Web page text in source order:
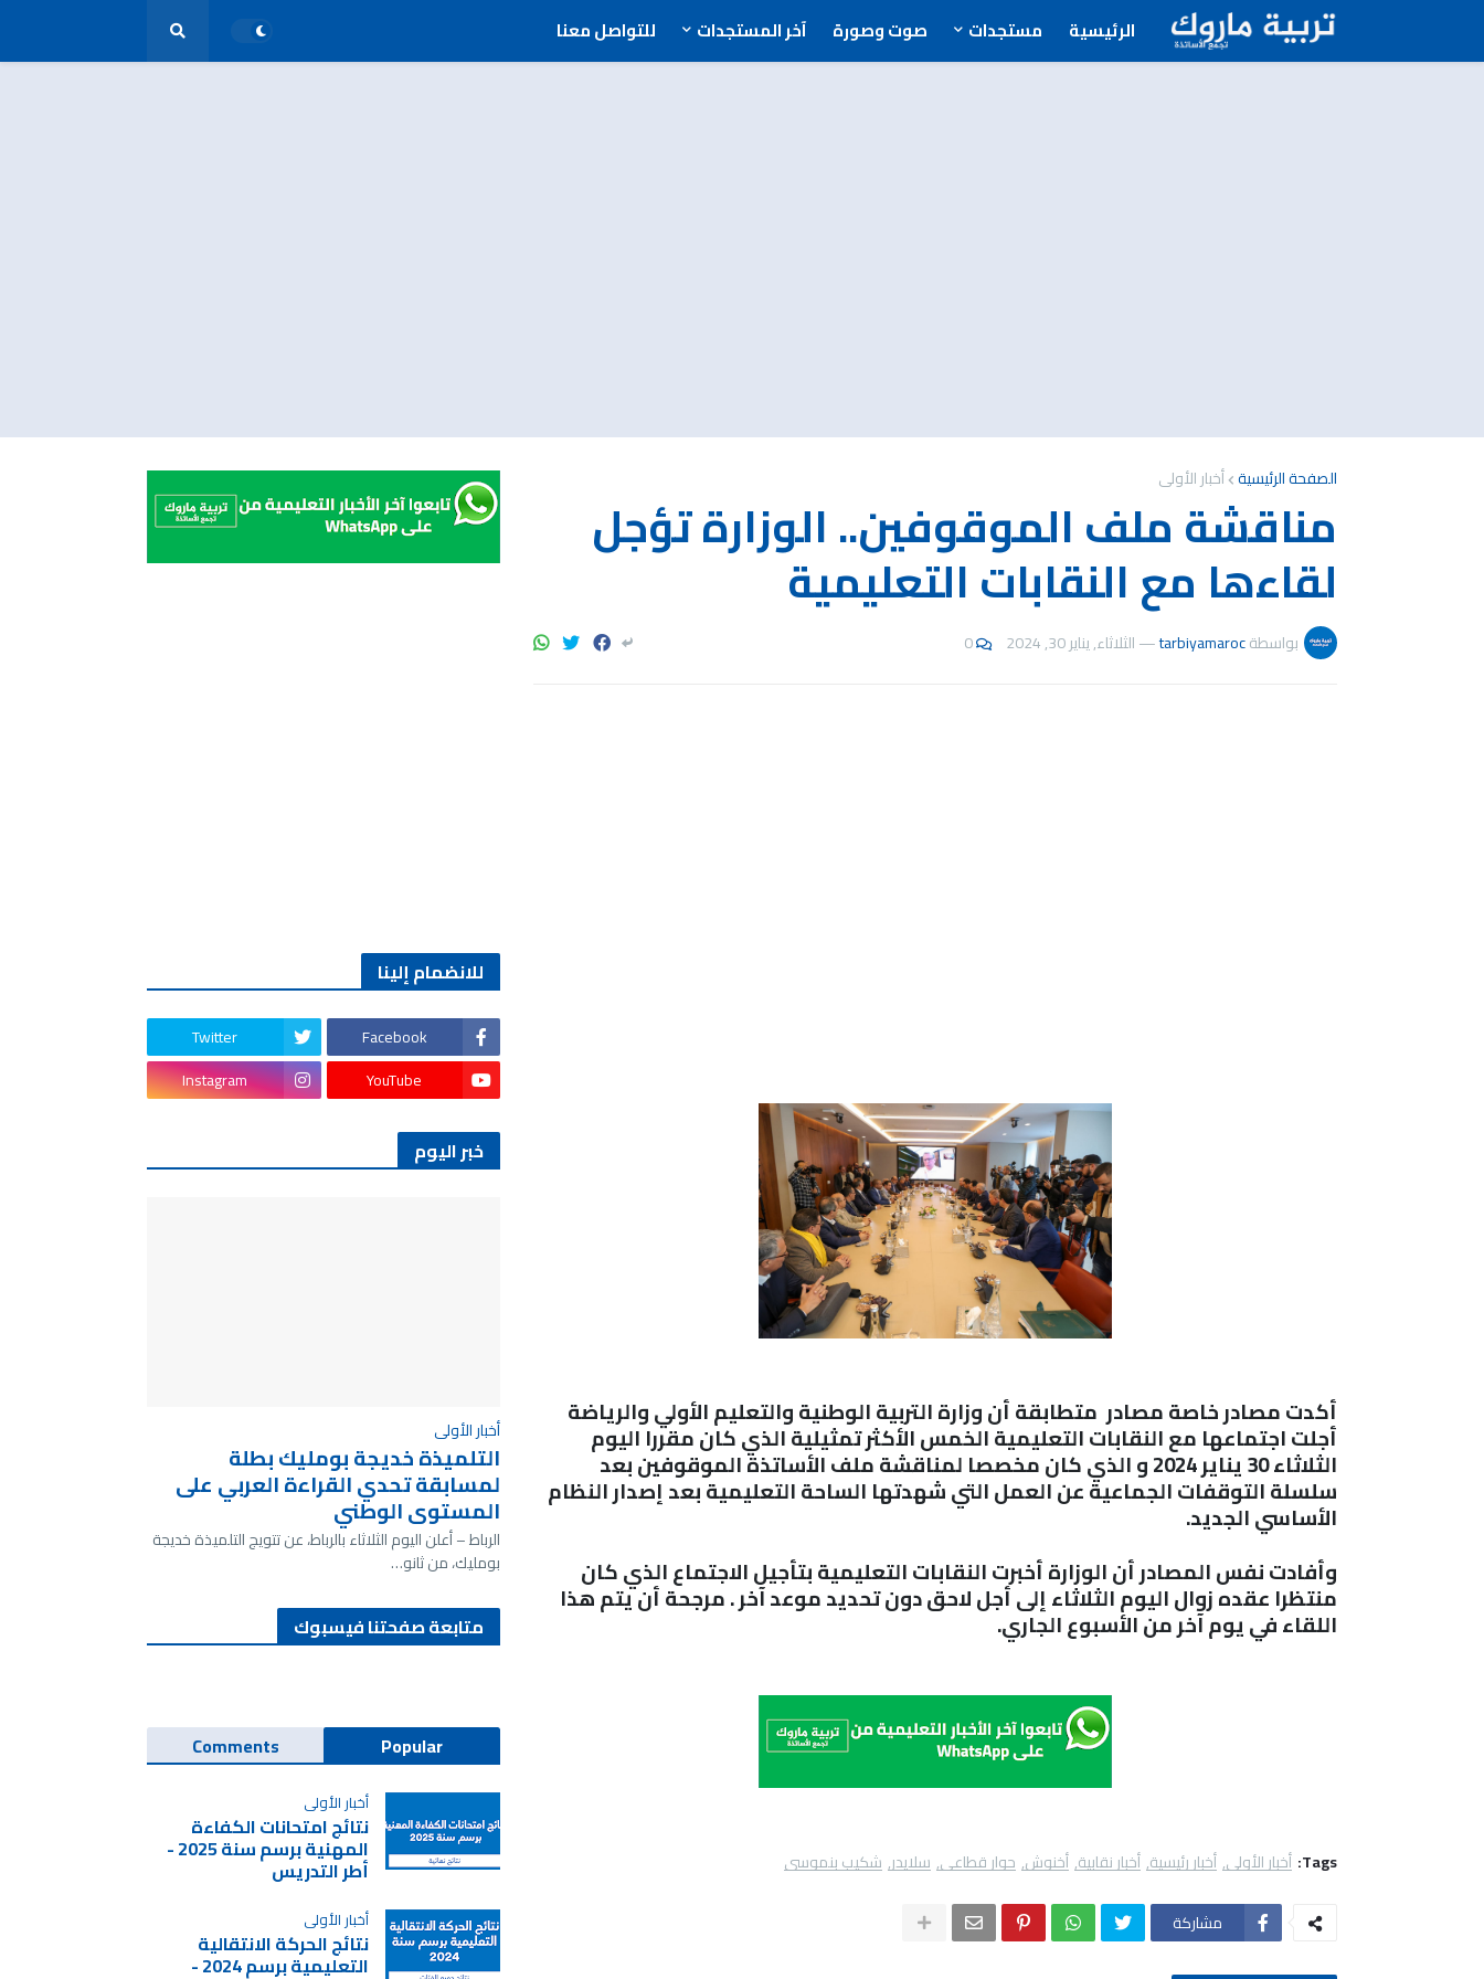
الرئيسية مستجدات صوت وصورة آخر المستجدات للتواصل معنا
الصفحة الرئيسية أخبار الأولى
مناقشة ملف الموقوفين.. الوزارة تؤجل
لقاءها مع النقابات التعليمية
بواسطةtarbiyamaroc
—الثلاثاء, يناير 30, 2024 0
أكدت مصادر خاصة مصادر متطابقة أن وزارة التربية الوطنية والتعليم الأولي والرياضة
أجلت اجتماعها مع النقابات التعليمية الخمس الأكثر تمثيلية الذي كان مقررا اليوم
الثلاثاء 30 يناير 2024 و الذي كان مخصصا لمناقشة ملف الأساتذة الموقوفين بعد
سلسلة التوقفات الجماعية عن العمل التي شهدتها الساحة التعليمية بعد إصدار النظام
الأساسي الجديد.
وأفادت نفس المصادر أن الوزارة أخبرت النقابات التعليمية بتأجيل الاجتماع الذي كان
منتظرا عقده زوال اليوم الثلاثاء إلى أجل لاحق دون تحديد موعد آخر.مرجحة أن يتم هذا
اللقاء في يوم آخر من الأسبوع الجاري.
Tags: أخبار الأولى أخبار رئيسية أخبار نقابية أخنوش حوار قطاعي سلايدر شكيب بنموسى
مشاركة
للانضمام إلينا
Facebook
Twitter
YouTube
Instagram
خبر اليوم
أخبار الأولى
التلميذة خديجة بومليك بطلة
لمسابقة تحدي القراءة العربي على
المستوى الوطني
الرباط – أعلن اليوم الثلاثاء بالرباط، عن تتويج التلميذة خديجة
بومليك، من ثانو…
متابعة صفحتنا فيسبوك
Popular
Comments
أخبار الأولى
نتائج امتحانات الكفاءة
المهنية برسم سنة 2025 -
أطر التدريس
أخبار الأولى
نتائج الحركة الانتقالية
التعليمية برسم 2024 -